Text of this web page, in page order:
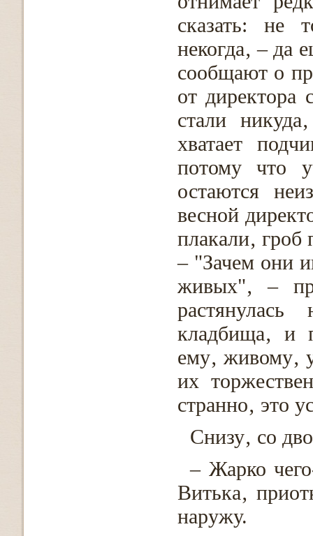
сказать: не
некогда‚ – да
сообщают о
от
стали
хватает
потому что
остаются
весной
плакали‚
– "Зачем они
живых"‚ –
кладбища‚ и
ему‚ живому‚
их
странно‚ это
Снизу‚ со
– Жарко
Витька‚
наружу.